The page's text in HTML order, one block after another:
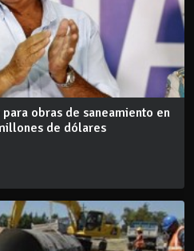
obras de saneamiento en
de dólares